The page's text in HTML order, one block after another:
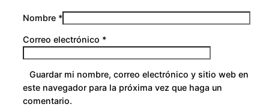
Nombre *
Correo electrónico *
Guardar mi nombre, correo electrónico y sitio web en
este navegador para la próxima vez que haga un
comentario.